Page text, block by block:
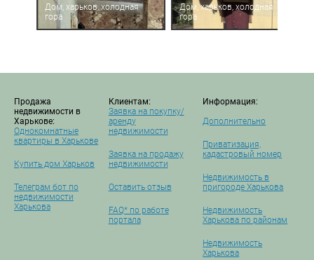
Дом, харьков, холодная
гора
Дом, харьков, холодная
гора
Продажа
недвижимости в
Харькове:
Однокомнатные
квартиры в Харькове
Купить дом Харьков
Телеграм бот по
недвижимости
Харькова
Клиентам:
Заявка на покупку/
аренду
недвижимости
Заявка на продажу
недвижимости
Оставить отзыв
FAQ* по работе
портала
Информация:
Дополнительно
Приватизация,
кадастровый номер
Недвижимость в
пригороде Харькова
Недвижимость
Харькова по районам
Недвижимость
Харькова